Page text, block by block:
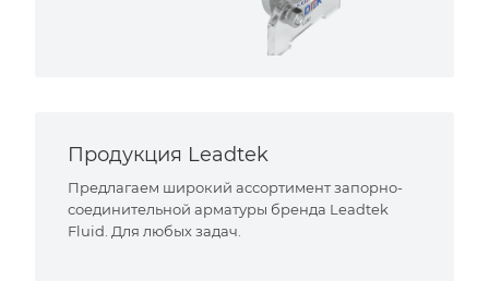
Продукция Leadtek
Предлагаем широкий ассортимент запорно-
соединительной арматуры бренда Leadtek
Fluid. Для любых задач.